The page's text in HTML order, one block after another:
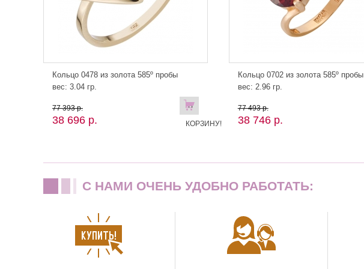
Кольцо 0478 из золота 585º пробы
вес: 3.04 гр.
77 393 р.
38 696 р.
В
КОРЗИНУ!
Кольцо 0702 из золота 585º пробы
вес: 2.96 гр.
77 493 р.
38 746 р.
C НАМИ ОЧЕНЬ УДОБНО РАБОТАТЬ: